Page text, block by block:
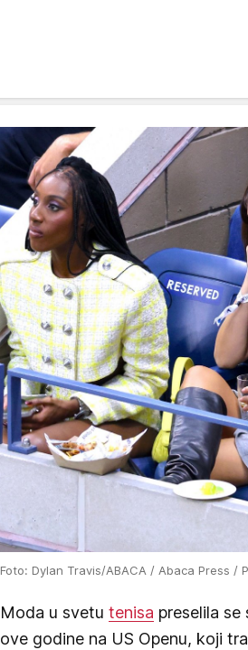
Foto: Dylan Travis/ABACA / Abaca Press /
Moda u svetu tenisa preselila se
ove godine na US Openu, koji